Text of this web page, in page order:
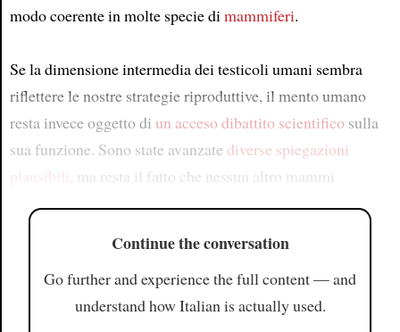
modo coerente in molte specie di mammiferi.
Se la dimensione intermedia dei testicoli umani sembra
riflettere le nostre strategie riproduttive, il mento umano
resta invece oggetto di un acceso dibattito scientificosulla
sua funzione. Sono state avanzate diverse spiegazioni
plausibili , ma resta il fatto che nessun altro mammi
Continue the conversation
Go further and experience the full content — and
understand how Italian is actually used.